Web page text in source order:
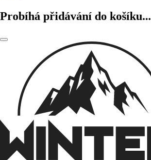
Probíhá přidávání do košíku...